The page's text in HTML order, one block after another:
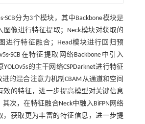
SCB分为3个模块，其中Backbone模块是
图像进行特征提取；Neck模块对获取的
进行特征融合；Head模块进行回归预
SCB在特征提取网络Backbone中引入
YOLOv5s的主干网络CSPDarknet进行特征
的混合注意力机制CBAM从通道和空间
效的特征，进一步提高模型对关键信息
次，在特征融合Neck中融入BiFPN网络
，获取更为丰富的特征信息，进一步提